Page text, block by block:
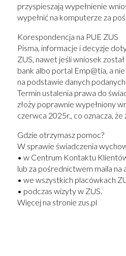
przyspieszają wypełnienie
wypełnić na komputerze za
Korespondencja na PUE ZUS
Pisma, informacje i decyzje
ZUS, nawet jeśli wniosek
bank albo portal Emp@tia, a
na podstawie danych
Termin ustalenia prawa do
złoży poprawnie wypełniony
czerwca 2025r., co oznacza, że
Gdzie otrzymasz pomoc?
W sprawie świadczenia
• w Centrum Kontaktu
lub za pośrednictwem maila na
• we wszystkich placówkach
• podczas wizyty w ZUS.
Więcej na stronie zus.pl